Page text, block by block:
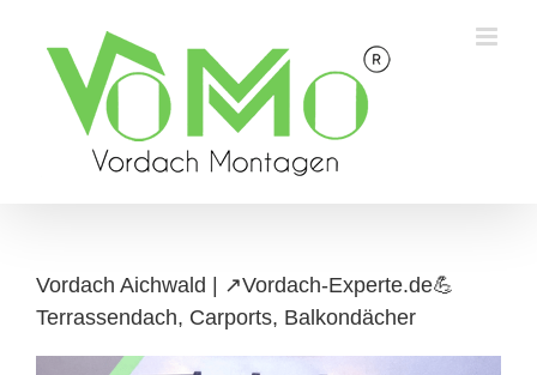
content
Vordach Aichwald | ↗️Vordach-Experte.de💪
Terrassendach, Carports, Balkondächer